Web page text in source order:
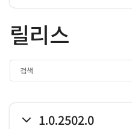
릴리스
1.0.2502.0